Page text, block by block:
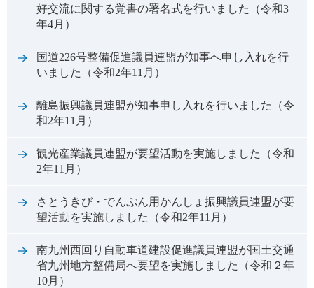
好交流に関する覚書の署名式を行いました（令和3
年4月）
国道226号整備促進議員連盟が知事へ申し入れを行
いました（令和2年11月）
離島振興議員連盟が知事申し入れを行いました（令
和2年11月）
観光産業議員連盟が要望活動を実施しました（令和
2年11月）
さとうきび・でんぷん用かんしょ振興議員連盟が要
望活動を実施しました（令和2年11月）
南九州西回り自動車道建設促進議員連盟が国土交通
省九州地方整備局へ要望を実施しました（令和２年
10月）